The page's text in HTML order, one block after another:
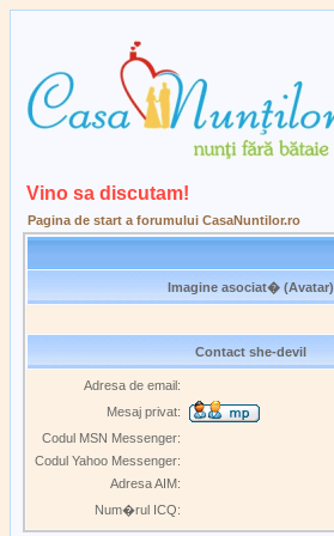
Vino sa discutam!
Pagina de start a forumului CasaNuntilor.ro
Imagine asociat� (Avatar)
Contact she-devil
Adresa de email:
Mesaj privat:
Codul MSN Messenger:
Codul Yahoo Messenger:
Adresa AIM:
Num�rul ICQ: